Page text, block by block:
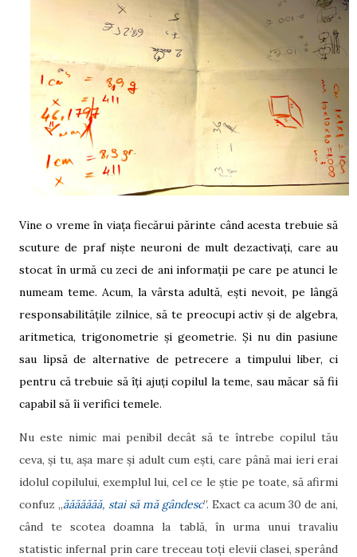
Vine o vreme în viața fiecărui părinte când acesta trebuie să
scuture de praf niște neuroni de mult dezactivați, care au
stocat în urmă cu zeci de ani informații pe care pe atunci le
numeam teme. Acum, la vârsta adultă, ești nevoit, pe lângă
responsabilitățile zilnice, să te preocupi activ și de algebra,
aritmetica, trigonometrie și geometrie. Și nu din pasiune
sau lipsă de alternative de petrecere a timpului liber, ci
pentru că trebuie să îți ajuți copilul la teme, sau măcar să fii
capabil să îi verifici temele.
Nu este nimic mai penibil decât să te întrebe copilul tău
ceva, și tu, așa mare și adult cum ești, care până mai ieri erai
idolul copilului, exemplul lui, cel ce le știe pe toate, să afirmi
confuz „ăăăăăăă, stai să mă gândesc”. Exact ca acum 30 de ani,
când te scotea doamna la tablă, în urma unui travaliu
statistic infernal prin care treceau toți elevii clasei, sperând